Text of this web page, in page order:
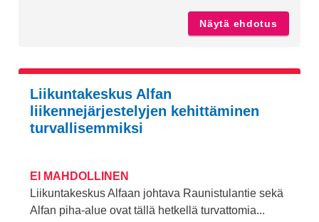
Näytä ehdotus
Liikuntakeskus Alfan
liikennejärjestelyjen kehittäminen
turvallisemmiksi
EI MAHDOLLINEN
Liikuntakeskus Alfaan johtava Raunistulantie sekä
Alfan piha-alue ovat tällä hetkellä turvattomia...